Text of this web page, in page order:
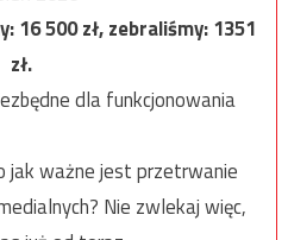
16 500zł, zebraliśmy:1351
zł.
dla funkcjonowania
jak ważne jest przetrwanie
Nie zwlekaj więc,